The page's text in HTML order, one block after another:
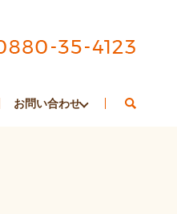
お問い合わせ